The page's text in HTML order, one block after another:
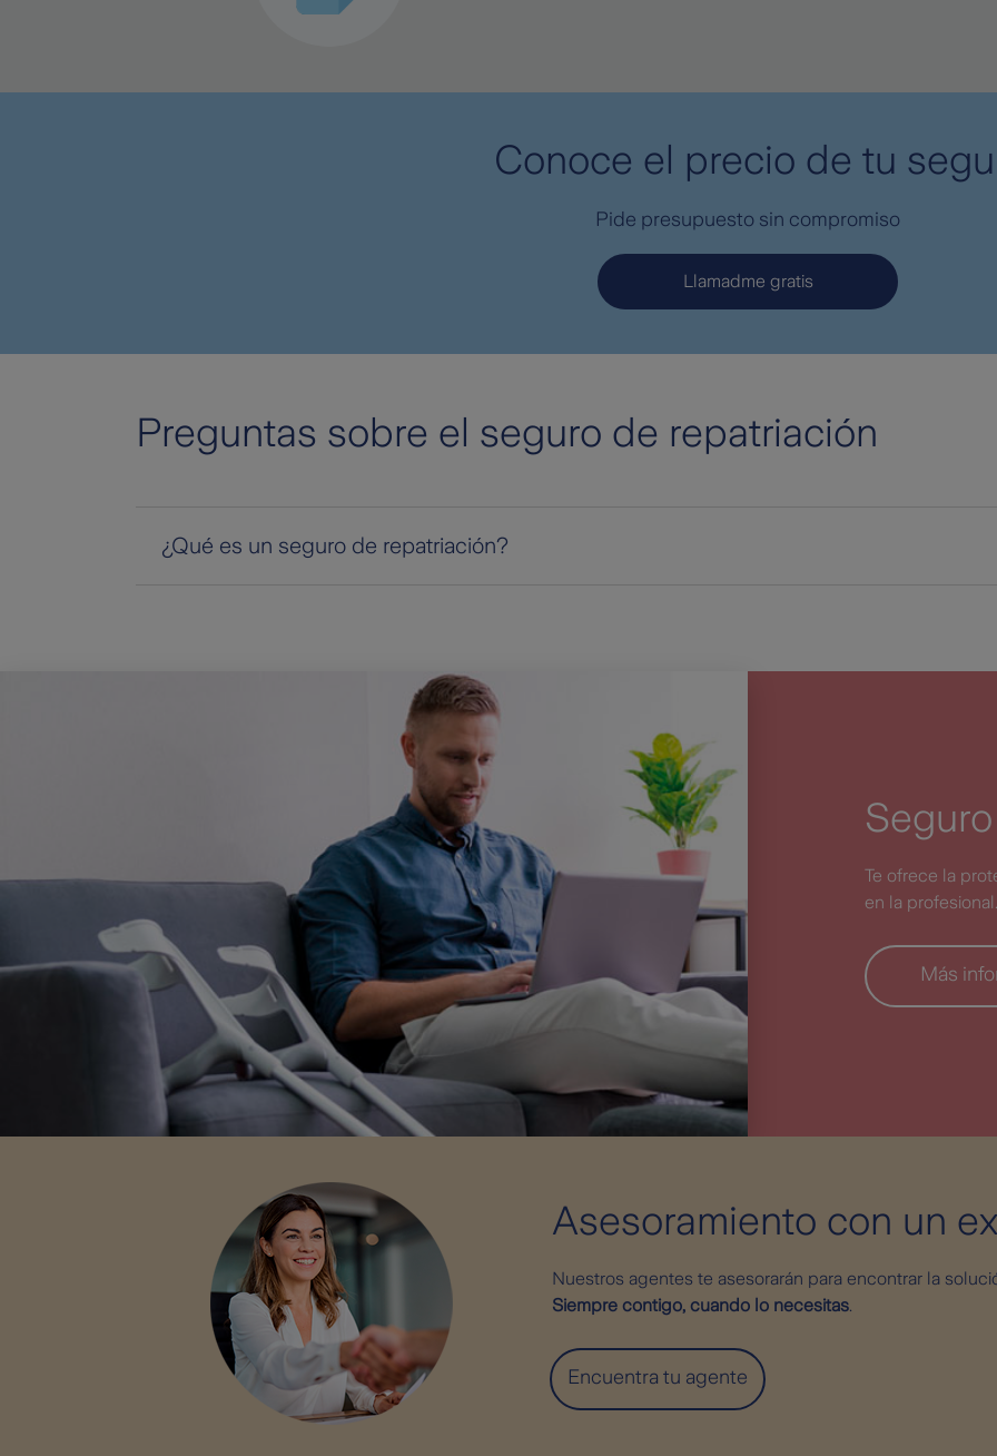
Conoce el precio de tu
Pide presupuesto sin compromiso
Llamadme gratis
Preguntas sobre el seguro de repatriación
¿Qué es un seguro de repatriación?
Te ofrece la
en la profesional.
Más
Asesoramiento con un
Nuestros agentes te asesorarán para encontrar la
Siempre contigo, cuando lo necesitas.
Encuentra tu agente